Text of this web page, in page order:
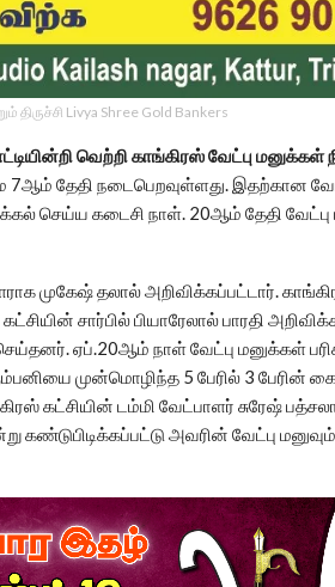
திருச்சி Livya Shree Gold Bankers
வெற்றி காங்கிரஸ் வேட்பு மனுக்கள்
7ஆம் தேதி நடைபெறவுள்ளது. இதற்கான
செய்ய கடைசி நாள். 20ஆம் தேதி
முகேஷ் தலால் அறிவிக்கப்பட்டார்.
சார்பில் பியாரேலால் பாரதி
ஏப்.20ஆம் நாள் வேட்பு மனுக்கள்
முன்மொழிந்த 5 பேரில் 3 பேரின்
கட்சியின் டம்மி வேட்பாளர் சுரேஷ்
அவரின் வேட்பு